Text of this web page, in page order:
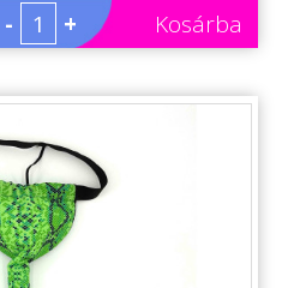
- + Kosárba